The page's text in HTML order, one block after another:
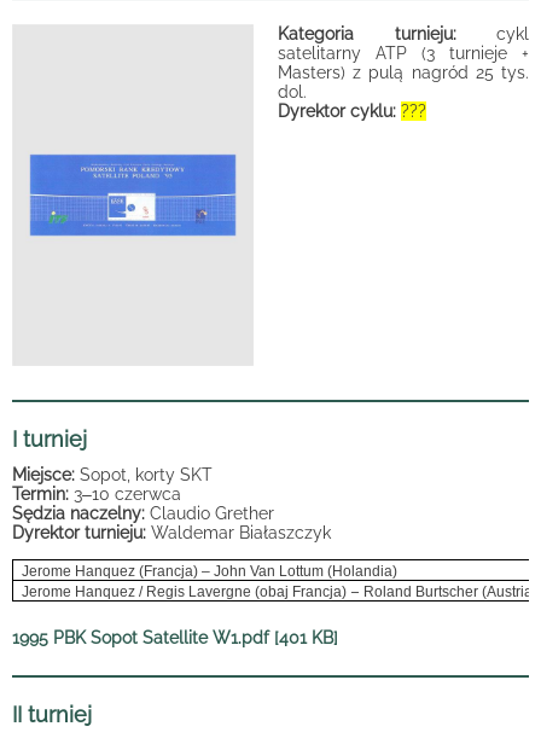
Kategoria turnieju: cykl
satelitarny ATP (3 turnieje +
Masters) z pulą nagród 25 tys.
dol.
Dyrektor cyklu: ???
I turniej
Miejsce: Sopot, korty SKT
Termin: 3–10 czerwca
Sędzia naczelny: Claudio Grether
Dyrektor turnieju: Waldemar Białaszczyk
Jerome Hanquez (Francja) – John Van Lottum (Holandia)
Jerome Hanquez / Regis Lavergne (obaj Francja) – Roland Burtscher
1995 PBK Sopot Satellite W1.pdf [401 KB]
II turniej